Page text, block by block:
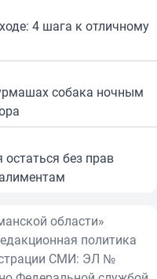
4 шага к отличному
собака ночным
без прав
области»
политика
СМИ: ЭЛ №